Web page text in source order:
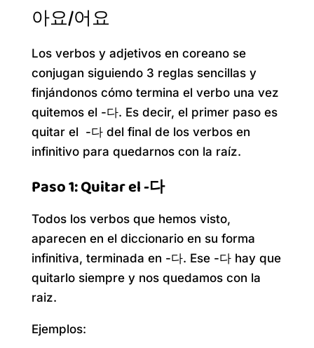
아요/어요
Los verbos y adjetivos en coreano se
conjugan siguiendo 3 reglas sencillas y
finjándonos cómo termina el verbo una vez
quitemos el -다. Es decir, el primer paso es
quitar el -다 del final de los verbos en
infinitivo para quedarnos con la raíz.
Paso 1: Quitar el -다
Todos los verbos que hemos visto,
aparecen en el diccionario en su forma
infinitiva, terminada en -다. Ese -다 hay que
quitarlo siempre y nos quedamos con la
raiz.
Ejemplos: